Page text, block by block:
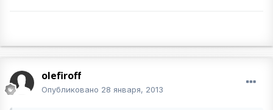
olefiroff
Опубликовано 28 января, 2013